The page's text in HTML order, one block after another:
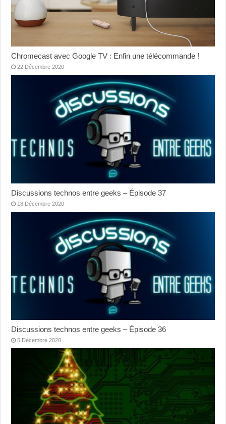
Chromecast avec Google TV : Enfin une télécommande !
22 Décembre 2020
Discussions technos entre geeks – Épisode 37
18 Décembre 2020
Discussions technos entre geeks – Épisode 36
5 Décembre 2020